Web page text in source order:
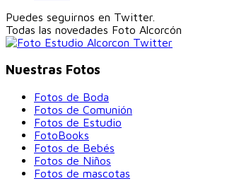
Puedes seguirnos en Twitter.
Todas las novedades Foto Alcorcón
Nuestras Fotos
Fotos de Boda
Fotos de Comunión
Fotos de Estudio
FotoBooks
Fotos de Bebés
Fotos de Niños
Fotos de mascotas